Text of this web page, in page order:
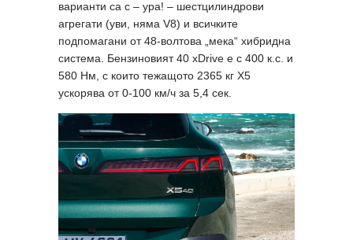
варианти са с – ура! – шестцилиндрови
агрегати (уви, няма V8) и всичките
подпомагани от 48-волтова „мека“ хибридна
система. Бензиновият 40 xDrive е с 400 к.с. и
580 Нм, с които тежащото 2365 кг X5
ускорява от 0-100 км/ч за 5,4 сек.